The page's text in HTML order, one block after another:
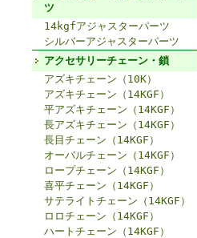
ツ
14kgfアジャスターパーツ
シルバーアジャスターパーツ
アクセサリーチェーン・鎖
アズキチェーン（10K）
アズキチェーン（14KGF）
平アズキチェーン（14KGF）
長アズキチェーン（14KGF）
長目チェーン（14KGF）
オーバルチェーン（14KGF）
ロープチェーン（14KGF）
喜平チェーン（14KGF）
サテライトチェーン（14KGF）
ロロチェーン（14KGF）
ハートチェーン（14KGF）